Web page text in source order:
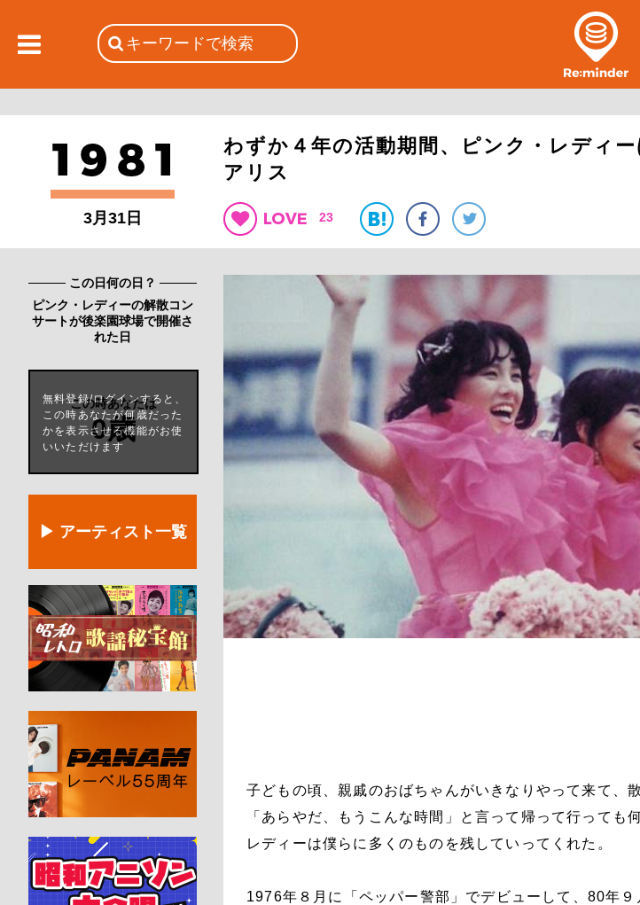
3月31日
わずか４年の活動期間、ピンク・レディ
アリス
23
この日何の日？
ピンク・レディーの解散コン
サートが後楽園球場で開催さ
れた日
この時あなたは
0歳
無料登録/ログインすると、
この時あなたが何歳だった
かを表示させる機能がお使
いいただけます
▶ アーティスト一覧
子どもの頃、親戚のおばちゃんがいきなりやって来て、
「あらやだ、もうこんな時間」と言って帰って行っても
レディーは僕らに多くのものを残していってくれた。
1976年８月に「ペッパー警部」でデビューして、80年